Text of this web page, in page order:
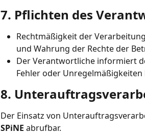
7. Pflichten des
Rechtmäßigkeit der
und Wahrung der Rechte der
Der Verantwortliche informiert
Fehler oder
8.
Der Einsatz von
SPiNE abrufbar.